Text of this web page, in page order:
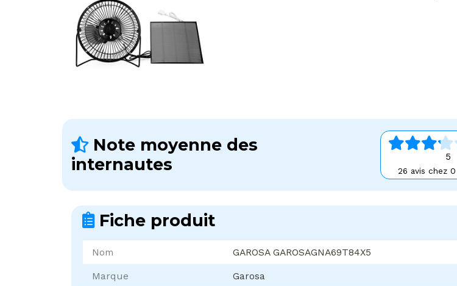
Note moyenne des
internautes
5
26 avis chez
Fiche produit
Nom GAROSA GAROSAGNA69T84X5
Marque Garosa